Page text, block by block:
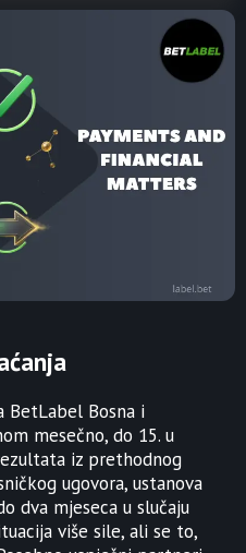
BetLabel Bosna i
mesečno, do 15. u
iz prethodnog
ugovora, ustanova
dva mjeseca u slučaju
više sile, ali se to,